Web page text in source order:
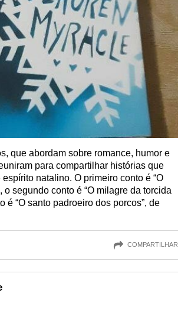
que abordam sobre romance, humor e
para compartilhar histórias que
natalino. O primeiro conto é “O
segundo conto é “O milagre da torcida
é “O santo padroeiro dos porcos”, de
COMPARTILHAR